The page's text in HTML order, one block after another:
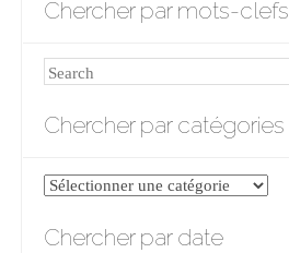
Chercher par mots-clefs
Search
Chercher par catégories
Chercher
catégories
Chercher par date